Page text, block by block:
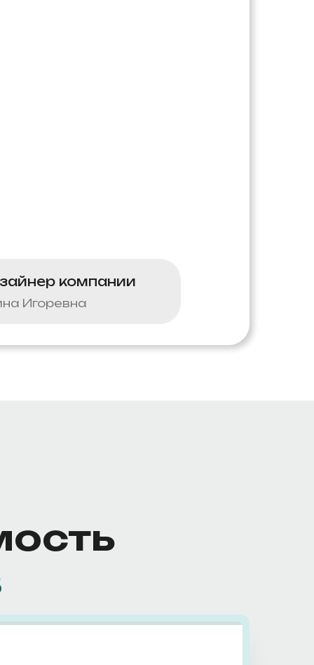
Игоревна
компании